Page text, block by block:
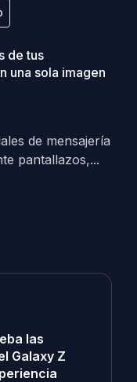
de tus
una sola imagen
de mensajería
pantallazos,...
las
Galaxy Z